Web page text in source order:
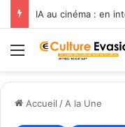
Menu
Accueil / A la Une